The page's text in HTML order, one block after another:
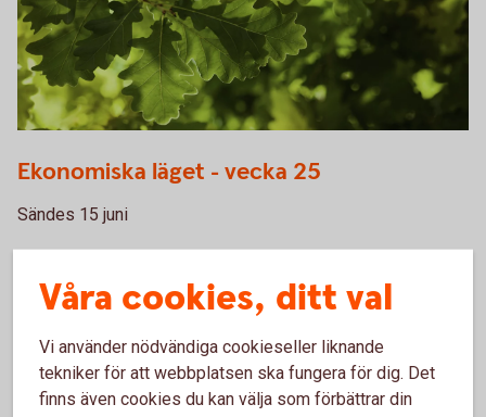
Ekonomiska läget - vecka 25
Sändes 15 juni
Våra cookies, ditt val
Vi använder nödvändiga cookieseller liknande
tekniker för att webbplatsen ska fungera för dig. Det
finns även cookies du kan välja som förbättrar din